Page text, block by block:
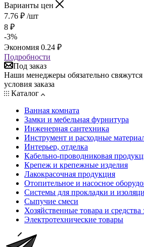
Варианты цен
7.76 ₽ /шт
8 ₽
-3%
Экономия 0.24 ₽
Подробности
Под заказ
Наши менеджеры обязательно
условия заказа
Каталог
Ванная комната
Замки и мебельная фурнитура
Инженерная сантехника
Инструмент и расходные
Интерьер, отделка
Кабельно-проводниковая
Крепеж и крепежные изделия
Лакокрасочная продукция
Отопительное и насосное
Системы для прокладки и
Сыпучие смеси
Хозяйственные товара и
Электротехнические товары